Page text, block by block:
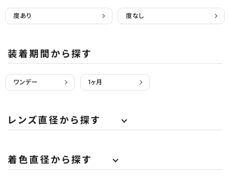
度あり 度なし
装着期間から探す
ワンデー 1ヶ月
レンズ直径から探す
着色直径から探す